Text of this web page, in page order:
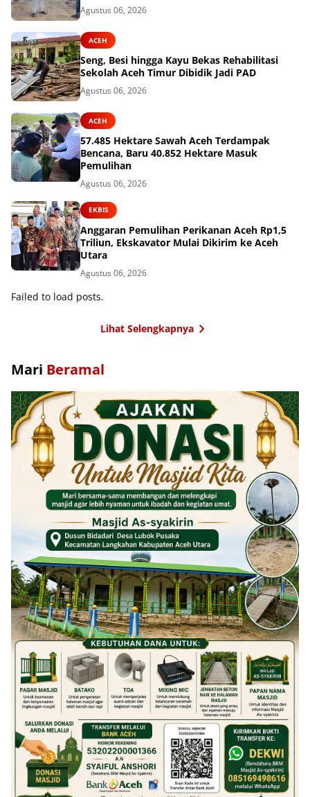
Agustus 06, 2026
ACEH
Seng, Besi hingga Kayu Bekas Rehabilitasi
Sekolah Aceh Timur Dibidik Jadi PAD
Agustus 06, 2026
ACEH
57.485 Hektare Sawah Aceh Terdampak
Bencana, Baru 40.852 Hektare Masuk
Pemulihan
Agustus 06, 2026
EKBIS
Anggaran Pemulihan Perikanan Aceh Rp1,5
Triliun, Ekskavator Mulai Dikirim ke Aceh
Utara
Agustus 06, 2026
Failed to load posts.
Lihat Selengkapnya
Mari Beramal